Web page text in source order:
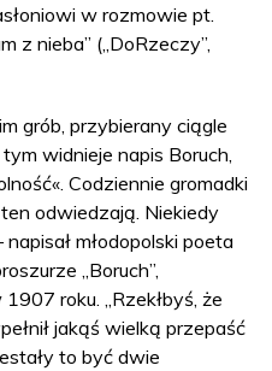
w rozmowie pt.
z nieba” („DoRzeczy”,
grób, przybierany ciągle
widnieje napis Boruch,
Codziennie gromadki
odwiedzają. Niekiedy
młodopolski poeta
„Boruch”,
roku. „Rzekłbyś, że
jakąś wielką przepaść
to być dwie